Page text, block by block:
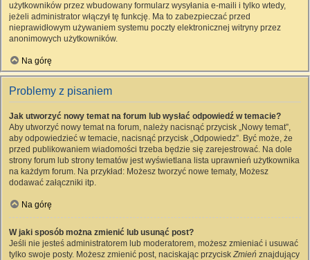
użytkowników przez wbudowany formularz wysyłania e-maili i tylko wtedy,
jeżeli administrator włączył tę funkcję. Ma to zabezpieczać przed
nieprawidłowym używaniem systemu poczty elektronicznej witryny przez
anonimowych użytkowników.
Na górę
Problemy z pisaniem
Jak utworzyć nowy temat na forum lub wysłać odpowiedź w temacie?
Aby utworzyć nowy temat na forum, należy nacisnąć przycisk „Nowy temat”,
aby odpowiedzieć w temacie, nacisnąć przycisk „Odpowiedz”. Być może, że
przed publikowaniem wiadomości trzeba będzie się zarejestrować. Na dole
strony forum lub strony tematów jest wyświetlana lista uprawnień użytkownika
na każdym forum. Na przykład: Możesz tworzyć nowe tematy, Możesz
dodawać załączniki itp.
Na górę
W jaki sposób można zmienić lub usunąć post?
Jeśli nie jesteś administratorem lub moderatorem, możesz zmieniać i usuwać
tylko swoje posty. Możesz zmienić post, naciskając przyciskZmień znajdujący